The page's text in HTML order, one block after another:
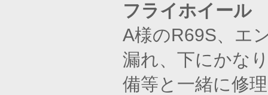
フライホイール
A様のR69S、エ
漏れ、下にかな
備等と一緒に修